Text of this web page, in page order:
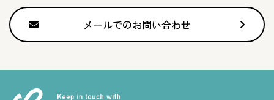
メールでのお問い合わせ